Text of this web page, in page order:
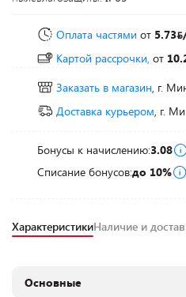
Оплата частями от 5.73
Картой рассрочки, от
Заказать в магазин, г.
Доставка курьером, г.
Бонусы к начислению:3.08
Списание бонусов:до 10%
ХарактеристикиНаличие и
Основные